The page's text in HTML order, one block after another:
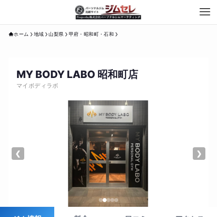
ホーム 地域 山梨県 甲府・昭和町・石和
MY BODY LABO 昭和町店
マイボディラボ
❮ ❯